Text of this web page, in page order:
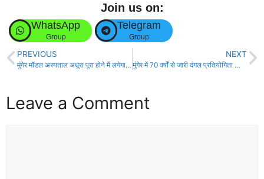
Join us on:
WhatsApp
Group
Telegram
Group
PREVIOUS
मुंगेर मॉडल अस्पताल अधूरा पूरा होने में लगेगा वक्त एक सप्ताह में सिर्फ इमरजेंसी होगा शुरू- सिविल सर्जन!
NEXT
मुंगेर में 70 वर्षों से जारी दंगल प्रतियोगिता का आयोजन, पहलवानों ने दिखाया दमखम!
Leave a Comment